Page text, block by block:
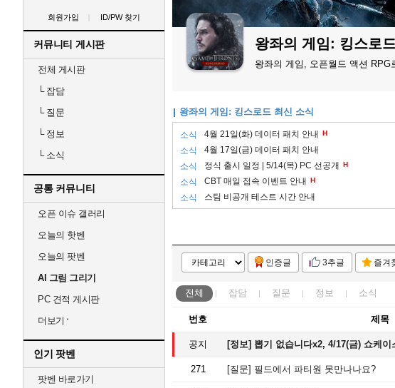
회원가입 ID/PW 찾기
커뮤니티 게시판
전체 게시판
└잡담
└질문
└정보
└소식
공통 커뮤니티
오픈 이슈 갤러리
오늘의 핫벤
오늘의 팟벤
AI 그림 그리기
PC 견적 게시판
더보기
인기 팟벤
팟벤 바로가기
왕좌의 게임: 킹스로
왕좌의 게임, 오픈월드 액션
왕좌의 게임: 킹스로드 최신 소식
소식 4월 21일(화) 데이터 패치 안내 H
소식
4월 17일(금) 데이터 패치 안내
소식
정식 출시 일정 | 5/14(목) PC 선공개 H
소식 CBT 매일 접속 이벤트 안내 H
소식 스팀 비공개 테스트 시간 안내
인증글 3추글 즐겨
전체 잡담 질문 정보 소식
번호 제목
공지 [정보] 뽑기 없습니다x2, 4/17(금) 쇼케이
271 [질문] 필드에서 파티원 못만나나요?